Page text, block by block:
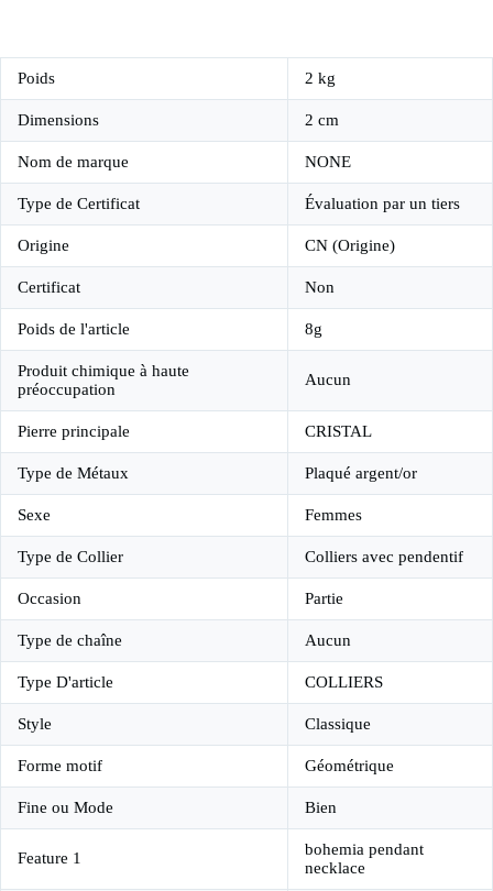
Poids 2 kg
Dimensions 2 cm
Nom de marque NONE
Type de Certificat Évaluation par un tiers
Origine CN (Origine)
Certificat Non
Poids de l'article 8g
Produit chimique à haute
préoccupation
Aucun
Pierre principale CRISTAL
Type de Métaux Plaqué argent/or
Sexe Femmes
Type de Collier Colliers avec pendentif
Occasion Partie
Type de chaîne Aucun
Type D'article COLLIERS
Style Classique
Forme motif Géométrique
Fine ou Mode Bien
Feature 1
bohemia pendant
necklace